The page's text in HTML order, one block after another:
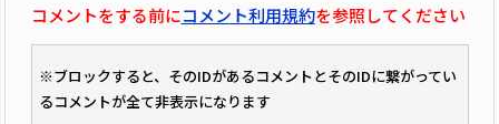
コメントをする前にコメント利用規約を参照してください
※ブロックすると、そのIDがあるコメントとそのIDに繋がってい
るコメントが全て非表示になります